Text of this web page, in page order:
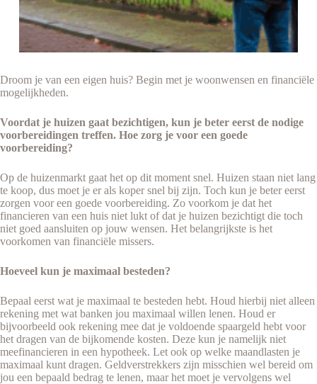
Droom je van een eigen huis? Begin met je woonwensen en financiële
mogelijkheden.
Voordat je huizen gaat bezichtigen, kun je beter eerst de nodige
voorbereidingen treffen. Hoe zorg je voor een goede
voorbereiding?
Op de huizenmarkt gaat het op dit moment snel. Huizen staan niet lang
te koop, dus moet je er als koper snel bij zijn. Toch kun je beter eerst
zorgen voor een goede voorbereiding. Zo voorkom je dat het
financieren van een huis niet lukt of dat je huizen bezichtigt die toch
niet goed aansluiten op jouw wensen. Het belangrijkste is het
voorkomen van financiële missers.
Hoeveel kun je maximaal besteden?
Bepaal eerst wat je maximaal te besteden hebt. Houd hierbij niet alleen
rekening met wat banken jou maximaal willen lenen. Houd er
bijvoorbeeld ook rekening mee dat je voldoende spaargeld hebt voor
het dragen van de bijkomende kosten. Deze kun je namelijk niet
meefinancieren in een hypotheek. Let ook op welke maandlasten je
maximaal kunt dragen. Geldverstrekkers zijn misschien wel bereid om
jou een bepaald bedrag te lenen, maar het moet je vervolgens wel